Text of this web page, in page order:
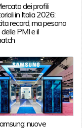
dei profili
in Italia 2026:
record, ma pesano
PMI e il
nuove